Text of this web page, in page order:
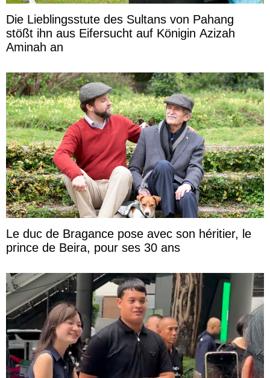
Die Lieblingsstute des Sultans von Pahang
stößt ihn aus Eifersucht auf Königin Azizah
Aminah an
Le duc de Bragance pose avec son héritier, le
prince de Beira, pour ses 30 ans